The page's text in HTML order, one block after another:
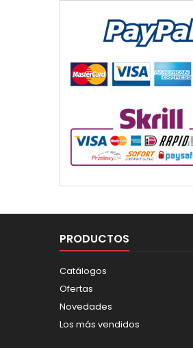
PRODUCTOS
Catálogos
Ofertas
Novedades
Los más vendidos